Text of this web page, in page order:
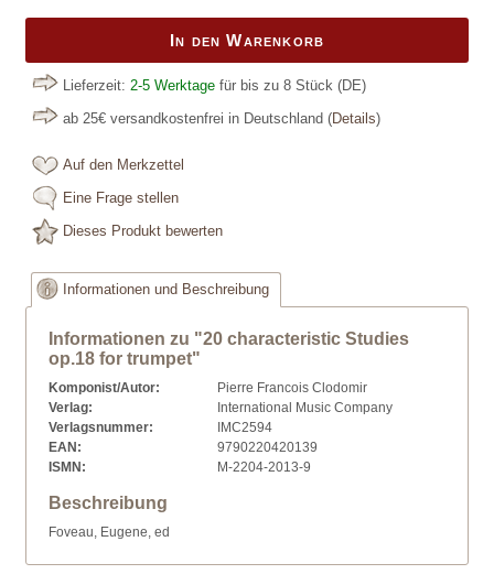
In den Warenkorb
Lieferzeit: 2-5 Werktage für bis zu 8 Stück (DE)
ab 25€ versandkostenfrei in Deutschland (Details)
Auf den Merkzettel
Eine Frage stellen
Dieses Produkt bewerten
Informationen und Beschreibung
Informationen zu "20 characteristic Studies
op.18 for trumpet"
Komponist/Autor:
Pierre Francois Clodomir
Verlag:
International Music Company
Verlagsnummer:
IMC2594
EAN:
9790220420139
ISMN:
M-2204-2013-9
Beschreibung
Foveau, Eugene, ed